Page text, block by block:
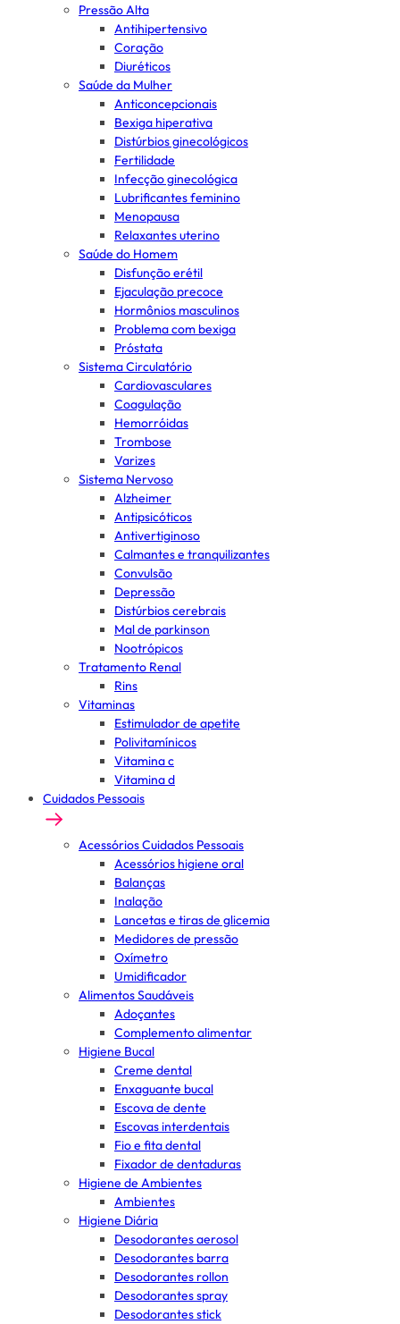
Pressão Alta
Antihipertensivo
Coração
Diuréticos
Saúde da Mulher
Anticoncepcionais
Bexiga hiperativa
Distúrbios ginecológicos
Fertilidade
Infecção ginecológica
Lubrificantes feminino
Menopausa
Relaxantes uterino
Saúde do Homem
Disfunção erétil
Ejaculação precoce
Hormônios masculinos
Problema com bexiga
Próstata
Sistema Circulatório
Cardiovasculares
Coagulação
Hemorróidas
Trombose
Varizes
Sistema Nervoso
Alzheimer
Antipsicóticos
Antivertiginoso
Calmantes e tranquilizantes
Convulsão
Depressão
Distúrbios cerebrais
Mal de parkinson
Nootrópicos
Tratamento Renal
Rins
Vitaminas
Estimulador de apetite
Polivitamínicos
Vitamina c
Vitamina d
Cuidados Pessoais
Acessórios Cuidados Pessoais
Acessórios higiene oral
Balanças
Inalação
Lancetas e tiras de glicemia
Medidores de pressão
Oxímetro
Umidificador
Alimentos Saudáveis
Adoçantes
Complemento alimentar
Higiene Bucal
Creme dental
Enxaguante bucal
Escova de dente
Escovas interdentais
Fio e fita dental
Fixador de dentaduras
Higiene de Ambientes
Ambientes
Higiene Diária
Desodorantes aerosol
Desodorantes barra
Desodorantes rollon
Desodorantes spray
Desodorantes stick